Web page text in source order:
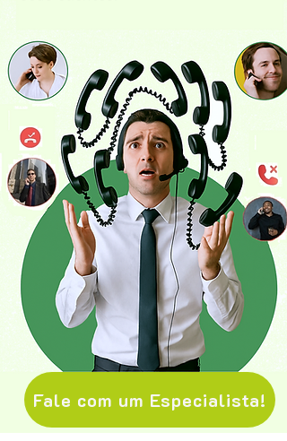
Fale com um Especialista!